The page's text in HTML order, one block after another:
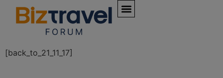
[back_to_21_11_17]